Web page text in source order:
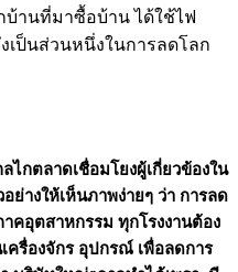
บ้านที่มาซื้อบ้าน ได้ใช้ไฟ
เป็นส่วนหนึ่งในการลดโลก
ไกตลาดเชื่อมโยงผู้เกี่ยวข้องใน
ย่างให้เห็นภาพง่ายๆ ว่า การลด
คอุตสาหกรรม ทุกโรงงานต้อง
ครื่องจักร อุปกรณ์ เพื่อลดการ